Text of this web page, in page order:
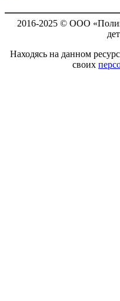
2016-2025 © ООО
Находясь на данном
своих